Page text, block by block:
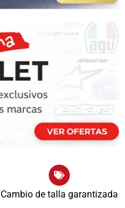
Cambio de talla garantizada